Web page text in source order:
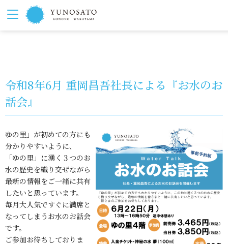
令和8年6月 重岡昌吾社長による『お水のお
話会』
ゆの里」が初めての方にも
分かりやすいように、
「ゆの里」に湧く３つのお
水の歴史を織り交ぜながら
最新の情報をご一緒に共有
したいと思っています。
毎月大人気ですぐに満席と
なってしまうお水のお話会
です。
ご参加お待ちしておりま